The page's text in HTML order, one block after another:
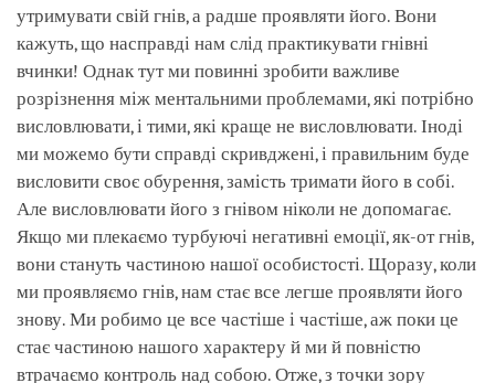
утримувати свій гнів, а радше проявляти його. Вони
кажуть, що насправді нам слід практикувати гнівні
вчинки! Однак тут ми повинні зробити важливе
розрізнення між ментальними проблемами, які потрібно
висловлювати, і тими, які краще не висловлювати. Іноді
ми можемо бути справді скривджені, і правильним буде
висловити своє обурення, замість тримати його в собі.
Але висловлювати його з гнівом ніколи не допомагає.
Якщо ми плекаємо турбуючі негативні емоції, як-от гнів,
вони стануть частиною нашої особистості. Щоразу, коли
ми проявляємо гнів, нам стає все легше проявляти його
знову. Ми робимо це все частіше і частіше, аж поки це
стає частиною нашого характеру й ми й повністю
втрачаємо контроль над собою. Отже, з точки зору